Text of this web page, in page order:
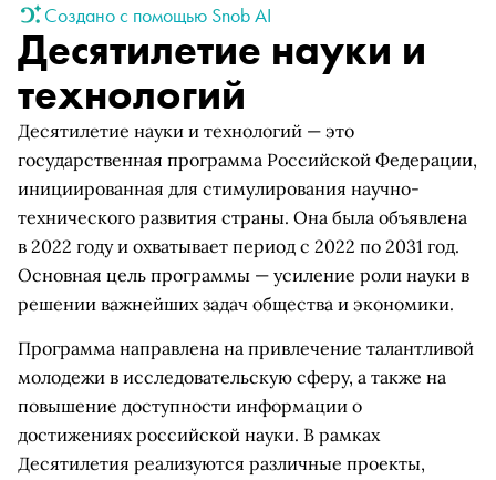
Создано с помощью Snob AI
Десятилетие науки и
технологий
Десятилетие науки и технологий — это
государственная программа Российской Федерации,
инициированная для стимулирования научно-
технического развития страны. Она была объявлена
в 2022 году и охватывает период с 2022 по 2031 год.
Основная цель программы — усиление роли науки в
решении важнейших задач общества и экономики.
Программа направлена на привлечение талантливой
молодежи в исследовательскую сферу, а также на
повышение доступности информации о
достижениях российской науки. В рамках
Десятилетия реализуются различные проекты,